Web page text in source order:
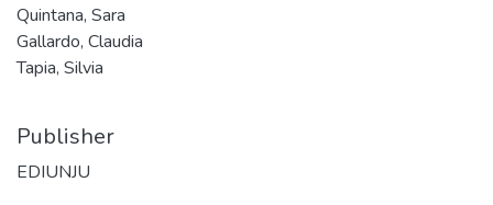
Quintana, Sara
Gallardo, Claudia
Tapia, Silvia
Publisher
EDIUNJU